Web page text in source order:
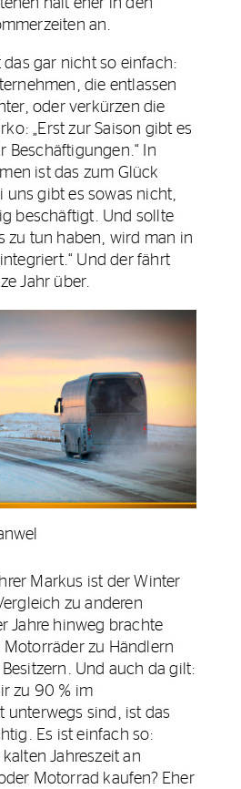
halt eher in den
an.
das gar nicht so einfach:
die entlassen
oder verkürzen die
„Erst zur Saison gibt es
Beschäftigungen.“ In
ist das zum Glück
uns gibt es sowas nicht,
beschäftigt. Und sollte
zu tun haben, wird man in
Und der fährt
Jahr über.
Markus ist der Winter
zu anderen
Jahre hinweg brachte
Motorräder zu Händlern
Und auch da gilt:
zu 90 % im
unterwegs sind, ist das
Es ist einfach so:
Jahreszeit an
Motorrad kaufen? Eher